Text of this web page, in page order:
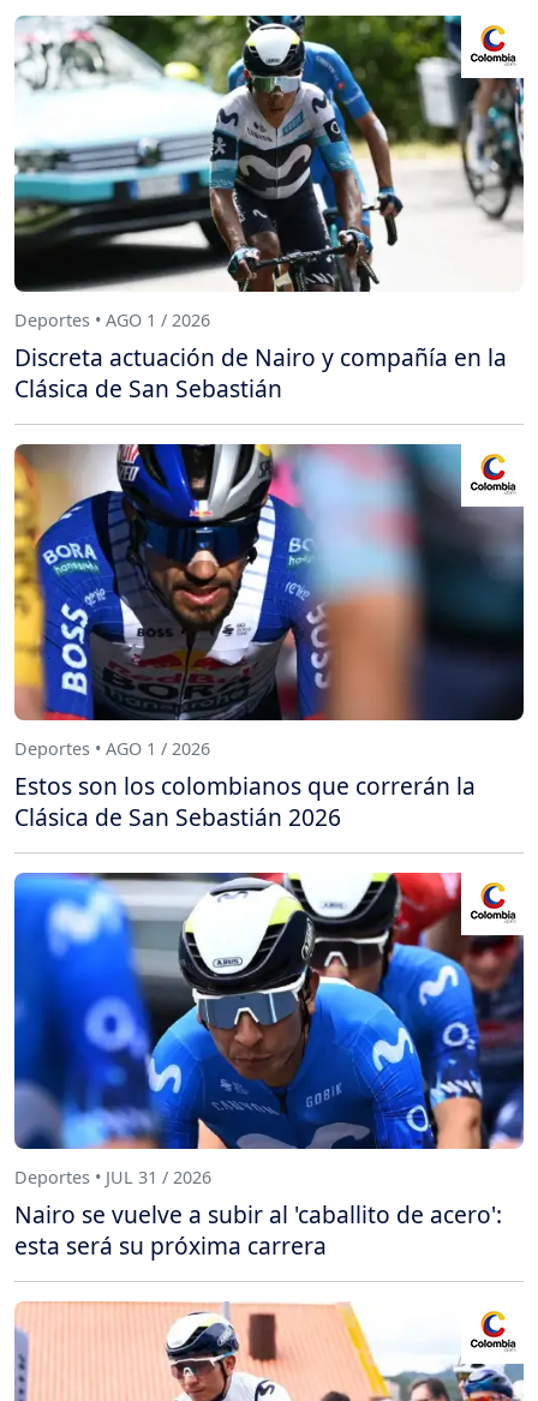
Deportes • AGO 1 / 2026
Discreta actuación de Nairo y compañía en la
Clásica de San Sebastián
Deportes • AGO 1 / 2026
Estos son los colombianos que correrán la
Clásica de San Sebastián 2026
Deportes • JUL 31 / 2026
Nairo se vuelve a subir al 'caballito de acero':
esta será su próxima carrera